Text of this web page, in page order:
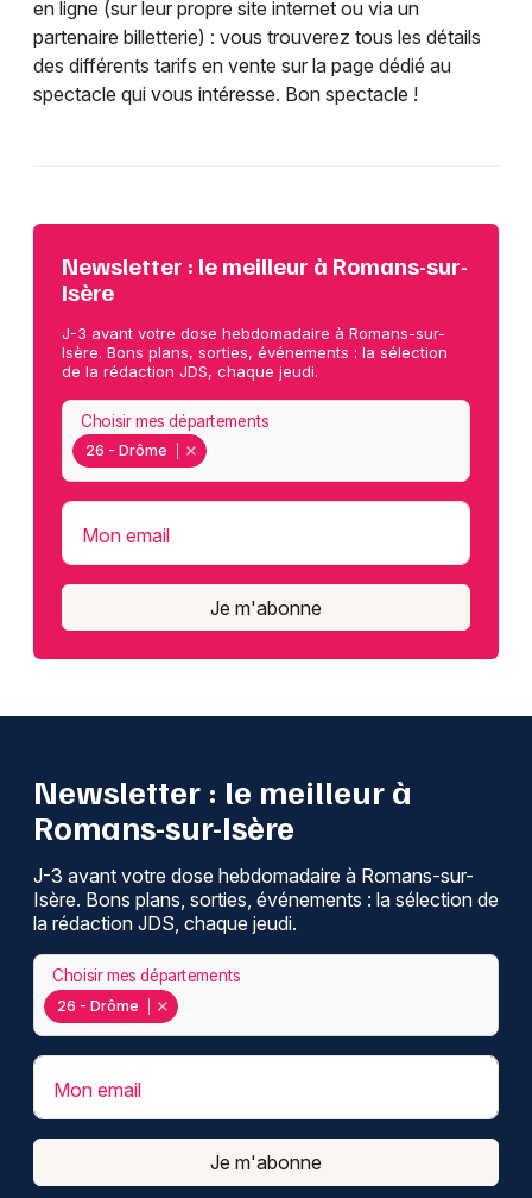
en ligne (sur leur propre site internet ou via un
partenaire billetterie) : vous trouverez tous les détails
des différents tarifs en vente sur la page dédié au
spectacle qui vous intéresse. Bon spectacle !
Newsletter : le meilleur à Romans-sur-
Isère
J-3 avant votre dose hebdomadaire à Romans-sur-
Isère. Bons plans, sorties, événements : la sélection
de la rédaction JDS, chaque jeudi.
26 - Drôme
Choisir mes départements
Mon email
Je m'abonne
Newsletter : le meilleur à
Romans-sur-Isère
J-3 avant votre dose hebdomadaire à Romans-sur-
Isère. Bons plans, sorties, événements : la sélection de
la rédaction JDS, chaque jeudi.
26 - Drôme
Choisir mes départements
Mon email
Je m'abonne